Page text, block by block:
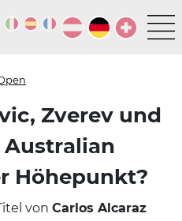
Zverev und
Australian
Höhepunkt?
von Carlos Alcaraz